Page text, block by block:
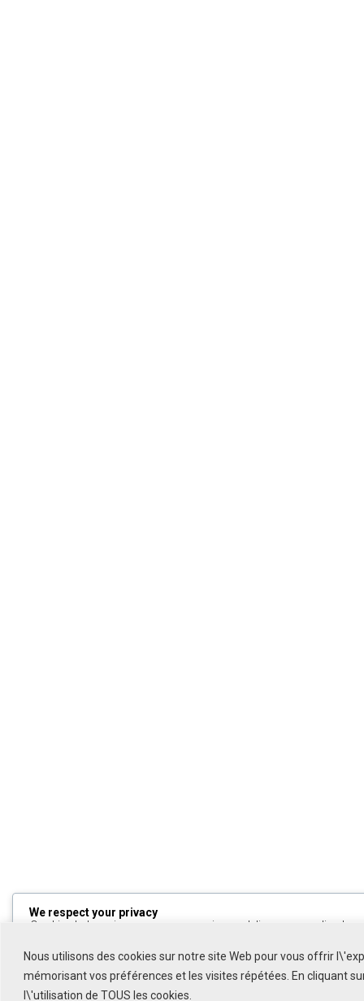
Nous utilisons des cookies sur notre site Web pour vous offrir
mémorisant vos préférences et les visites répétées. En cliquant
l\'utilisation de TOUS les cookies.
We respect your privacy
Cookies help us improve your experience, deliver personalized
Allto decline non-essential cookies.